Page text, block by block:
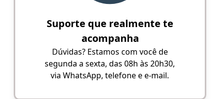
Suporte que realmente te
acompanha
Dúvidas? Estamos com você de
segunda a sexta, das 08h às 20h30,
via WhatsApp, telefone e e-mail.